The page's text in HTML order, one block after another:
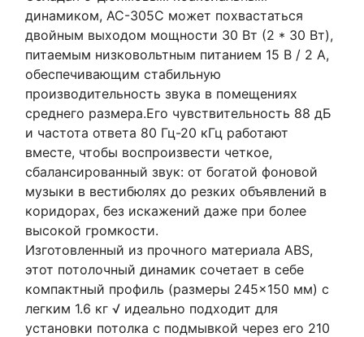
динамиком, AC-305C может похвастаться
двойным выходом мощности 30 Вт (2 * 30 Вт),
питаемым низковольтным питанием 15 В / 2 А,
обеспечивающим стабильную
производительность звука в помещениях
среднего размера.Его чувствительность 88 дБ
и частота ответа 80 Гц-20 кГц работают
вместе, чтобы воспроизвести четкое,
сбалансированный звук: от богатой фоновой
музыки в вестибюлях до резких объявлений в
коридорах, без искажений даже при более
высокой громкости.
Изготовленный из прочного материала ABS,
этот потолочный динамик сочетает в себе
компактный профиль (размеры 245×150 мм) с
легким 1.6 кг √ идеально подходит для
установки потолка с подмывкой через его 210